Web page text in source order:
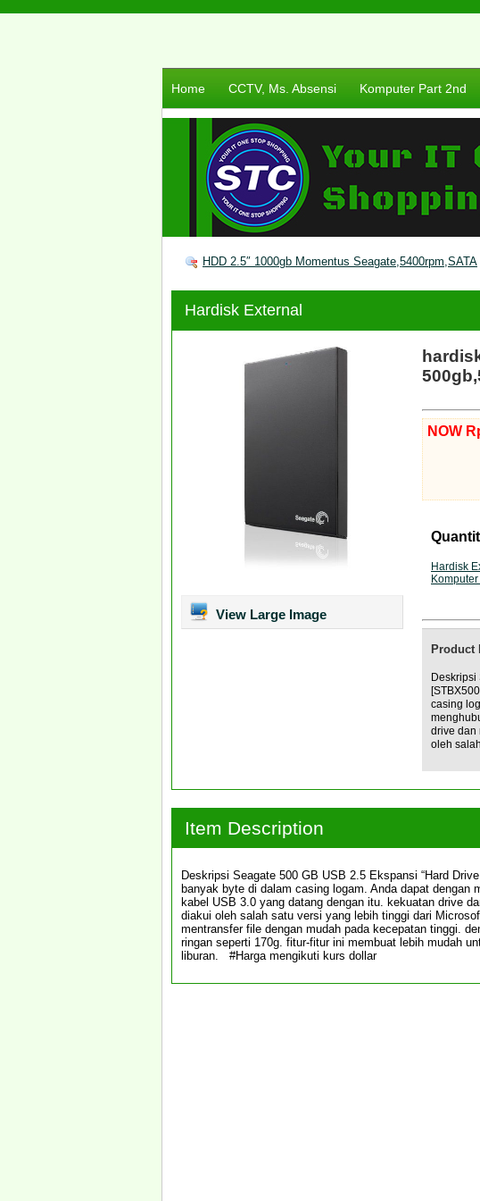
Home CCTV, Ms. Absensi Komputer Part 2nd
HDD 2.5″ 1000gb Momentus Seagate,5400rpm,SATA
Hardisk External
View Large Image
NOW
Hardisk
Product
Deskripsi
casing
drive dan
oleh
Item Description
Deskripsi Seagate 500 GB USB 2.5 Ekspansi “Hard
banyak byte di dalam casing logam. Anda dapat dengan
kabel USB 3.0 yang datang dengan itu. kekuatan drive
diakui oleh salah satu versi yang lebih tinggi dari
mentransfer file dengan mudah pada kecepatan tinggi.
ringan seperti 170g. fitur-fitur ini membuat lebih mudah
liburan. #Harga mengikuti kurs dollar